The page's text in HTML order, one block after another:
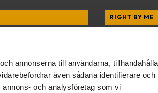
annonserna till användarna, tillhandahålla
även sådana identifierare och
och analysföretag som vi
RIGHT BY ME